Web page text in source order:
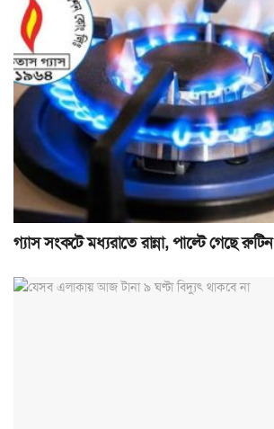
গ্যাস সংকটে মধ্যরাতে রান্না, পাল্টে গেছে রুটিন